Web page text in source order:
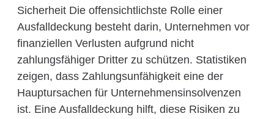
Sicherheit Die offensichtlichste Rolle einer
Ausfalldeckung besteht darin, Unternehmen vor
finanziellen Verlusten aufgrund nicht
zahlungsfähiger Dritter zu schützen. Statistiken
zeigen, dass Zahlungsunfähigkeit eine der
Hauptursachen für Unternehmensinsolvenzen
ist. Eine Ausfalldeckung hilft, diese Risiken zu